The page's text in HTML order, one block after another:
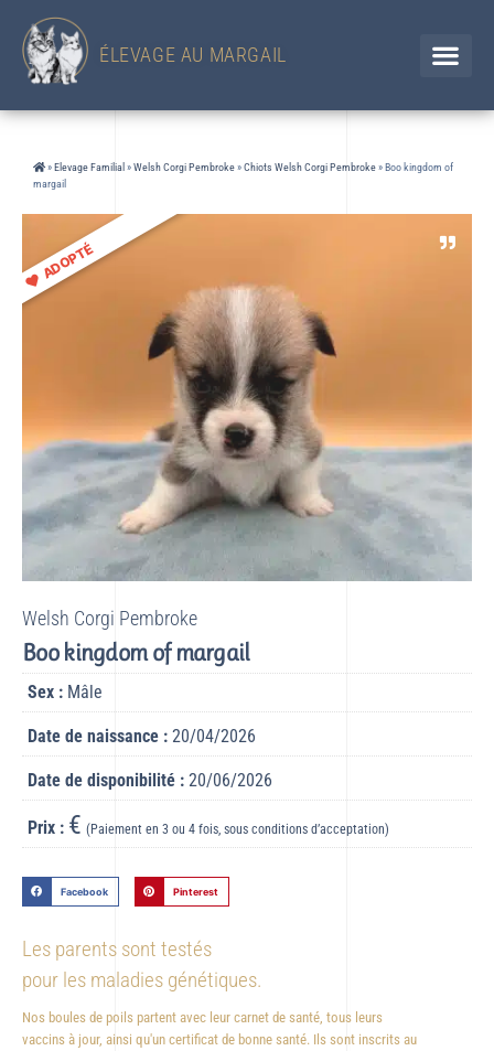
ÉLEVAGE AU MARGAIL
» Elevage Familial »Welsh Corgi Pembroke»Chiots Welsh Corgi Pembroke» Boo kingdom of
margail
ADOPTÉ
Welsh Corgi Pembroke
Boo kingdom of margail
Sex : Mâle
Date de naissance : 20/04/2026
Date de disponibilité : 20/06/2026
Prix : € (Paiement en 3 ou 4 fois, sous conditions d’acceptation)
Facebook Pinterest
Les parents sont testés
pour les maladies génétiques.
Nos boules de poils partent avec leur carnet de santé, tous leurs
vaccins à jour, ainsi qu'un certificat de bonne santé. Ils sont inscrits au